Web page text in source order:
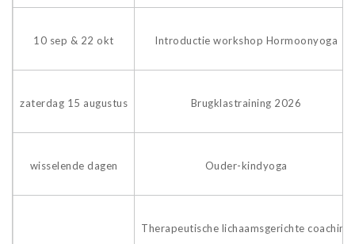
10 sep & 22 okt Introductie workshop Hormoonyoga
zaterdag 15 augustus Brugklastraining 2026
wisselende dagen Ouder-kindyoga
Therapeutische lichaamsgerichte coaching